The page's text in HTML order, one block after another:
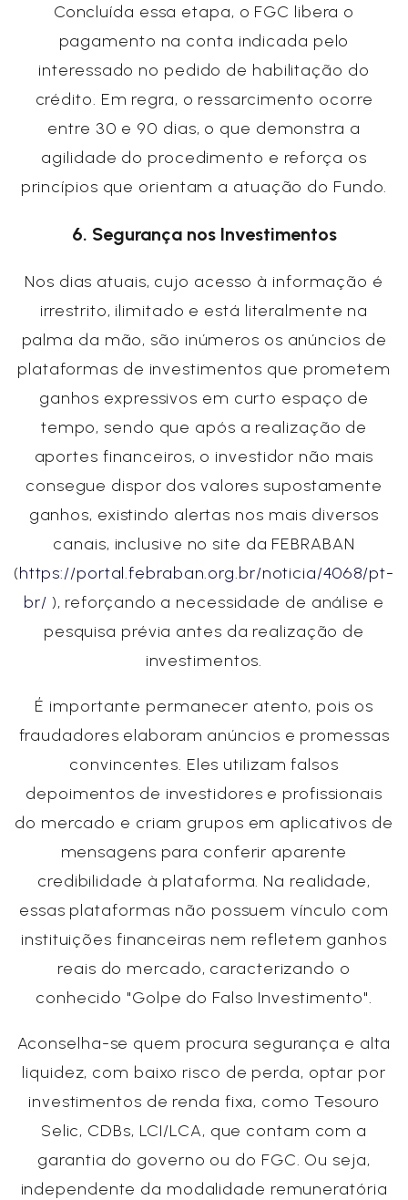
Concluída essa etapa, o FGC libera o
pagamento na conta indicada pelo
interessado no pedido de habilitação do
crédito. Em regra, o ressarcimento ocorre
entre 30 e 90 dias, o que demonstra a
agilidade do procedimento e reforça os
princípios que orientam a atuação do Fundo.
6. Segurança nos Investimentos
Nos dias atuais, cujo acesso à informação é
irrestrito, ilimitado e está literalmente na
palma da mão, são inúmeros os anúncios de
plataformas de investimentos que prometem
ganhos expressivos em curto espaço de
tempo, sendo que após a realização de
aportes financeiros, o investidor não mais
consegue dispor dos valores supostamente
ganhos, existindo alertas nos mais diversos
canais, inclusive no site da FEBRABAN
(https://portal.febraban.org.br/noticia/4068/pt-
br/ ), reforçando a necessidade de análise e
pesquisa prévia antes da realização de
investimentos.
É importante permanecer atento, pois os
fraudadores elaboram anúncios e promessas
convincentes. Eles utilizam falsos
depoimentos de investidores e profissionais
do mercado e criam grupos em aplicativos de
mensagens para conferir aparente
credibilidade à plataforma. Na realidade,
essas plataformas não possuem vínculo com
instituições financeiras nem refletem ganhos
reais do mercado, caracterizando o
conhecido "Golpe do Falso Investimento".
Aconselha-se quem procura segurança e alta
liquidez, com baixo risco de perda, optar por
investimentos de renda fixa, como Tesouro
Selic, CDBs, LCI/LCA, que contam com a
garantia do governo ou do FGC. Ou seja,
independente da modalidade remuneratória